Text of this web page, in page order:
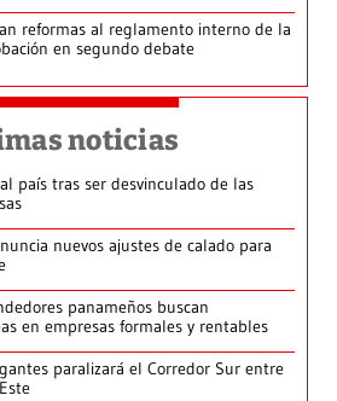
reformas al reglamento interno de la
en segundo debate
noticias
país tras ser desvinculado de las
nuevos ajustes de calado para
panameños buscan
en empresas formales y rentables
paralizará el Corredor Sur entre